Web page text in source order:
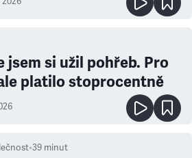
jsem si užil pohřeb. Pro
platilo stoprocentně
•39 minut